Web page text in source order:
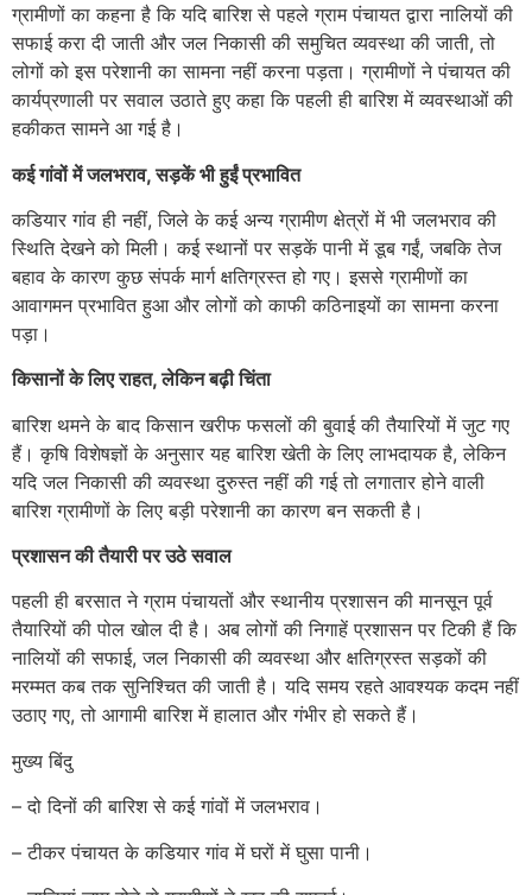
ग्रामीणों का कहना है कि यदि बारिश से पहले ग्राम पंचायत द्वारा नालियों की
सफाई करा दी जाती और जल निकासी की समुचित व्यवस्था की जाती, तो
लोगों को इस परेशानी का सामना नहीं करना पड़ता। ग्रामीणों ने पंचायत की
कार्यप्रणाली पर सवाल उठाते हुए कहा कि पहली ही बारिश में व्यवस्थाओं की
हकीकत सामने आ गई है।
कई गांवों में जलभराव, सड़कें भी हुईं प्रभावित
कडियार गांव ही नहीं, जिले के कई अन्य ग्रामीण क्षेत्रों में भी जलभराव की
स्थिति देखने को मिली। कई स्थानों पर सड़कें पानी में डूब गईं, जबकि तेज
बहाव के कारण कुछ संपर्क मार्ग क्षतिग्रस्त हो गए। इससे ग्रामीणों का
आवागमन प्रभावित हुआ और लोगों को काफी कठिनाइयों का सामना करना
पड़ा।
किसानों के लिए राहत, लेकिन बढ़ी चिंता
बारिश थमने के बाद किसान खरीफ फसलों की बुवाई की तैयारियों में जुट गए
हैं। कृषि विशेषज्ञों के अनुसार यह बारिश खेती के लिए लाभदायक है, लेकिन
यदि जल निकासी की व्यवस्था दुरुस्त नहीं की गई तो लगातार होने वाली
बारिश ग्रामीणों के लिए बड़ी परेशानी का कारण बन सकती है।
प्रशासन की तैयारी पर उठे सवाल
पहली ही बरसात ने ग्राम पंचायतों और स्थानीय प्रशासन की मानसून पूर्व
तैयारियों की पोल खोल दी है। अब लोगों की निगाहें प्रशासन पर टिकी हैं कि
नालियों की सफाई, जल निकासी की व्यवस्था और क्षतिग्रस्त सड़कों की
मरम्मत कब तक सुनिश्चित की जाती है। यदि समय रहते आवश्यक कदम नहीं
उठाए गए, तो आगामी बारिश में हालात और गंभीर हो सकते हैं।
मुख्य बिंदु
– दो दिनों की बारिश से कई गांवों में जलभराव।
– टीकर पंचायत के कडियार गांव में घरों में घुसा पानी।